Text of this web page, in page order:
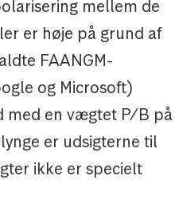
mellem de
er høje på grund af
FAANGM-
og Microsoft)
med en vægtet P/B på
er udsigterne til
ikke er specielt